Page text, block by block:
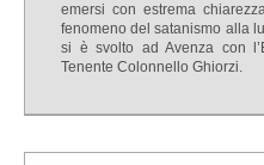
emersi con estrema
fenomeno del satanismo alla
si è svolto ad Avenza con
Tenente Colonnello Ghiorzi.